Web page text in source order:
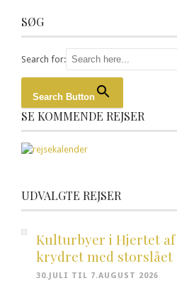
SØG
Search for:
Search Button
SE KOMMENDE REJSER
UDVALGTE REJSER
Kulturbyer i Hjertet af
krydret med
30.JULI TIL 7.AUGUST 2026